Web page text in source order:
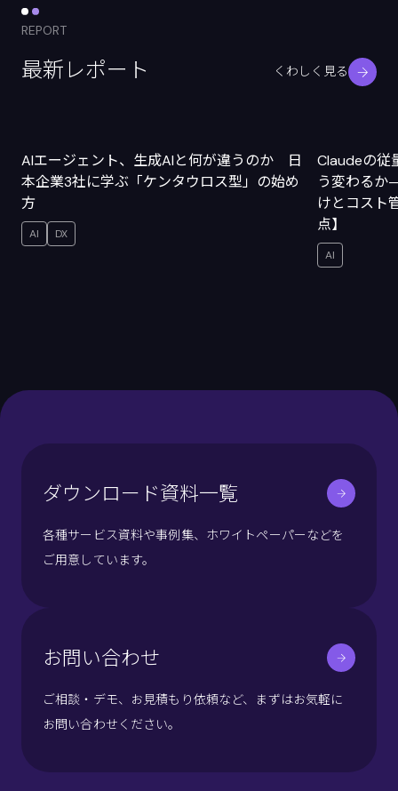
REPORT
最新レポート くわしく見る
AIエージェント、生成AIと何が違うのか 日
本企業3社に学ぶ「ケンタウロス型」の始め
方
AI DX
Claudeの従
う変わるか
けとコスト
点】
AI
ダウンロード資料一覧
各種サービス資料や事例集、ホワイトペーパーなどを
ご用意しています。
お問い合わせ
ご相談・デモ、お見積もり依頼など、まずはお気軽に
お問い合わせください。